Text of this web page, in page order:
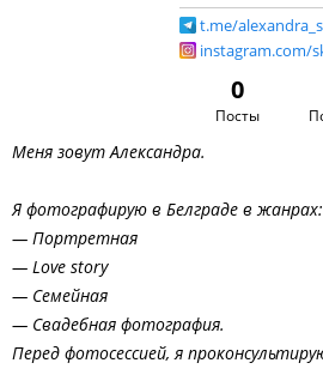
t.me/
instagram.com/
0
Посты
Меня зовут Александра.
Я фотографирую в Белграде в жанрах:
— Портретная
— Love story
— Семейная
— Свадебная фотография.
Перед фотосессией, я